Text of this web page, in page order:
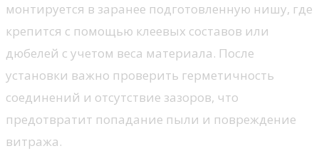
монтируется в заранее подготовленную нишу, где
крепится с помощью клеевых составов или
дюбелей с учетом веса материала. После
установки важно проверить герметичность
соединений и отсутствие зазоров, что
предотвратит попадание пыли и повреждение
витража.